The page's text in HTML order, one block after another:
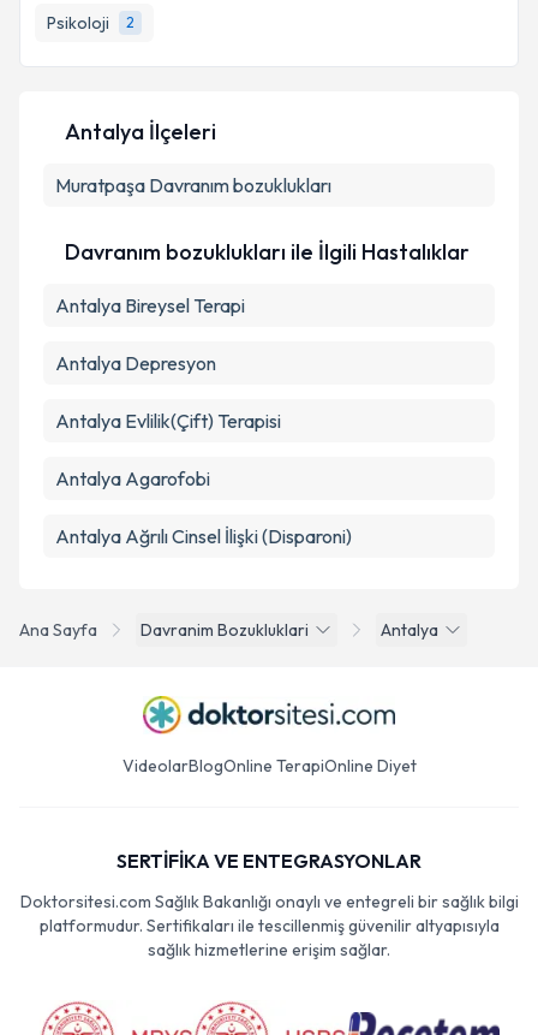
Psikoloji
2
E-posta Adresiniz
Metni'ni okudum ve kişisel verilerimin belirtilen
Ana Sayfa Davranim Bozukluklari Antalya
Antalya İlçeleri
Muratpaşa Davranım bozuklukları
Davranım bozuklukları ile İlgili Hastalıklar
Antalya Bireysel Terapi
Antalya Depresyon
Antalya Evlilik(Çift) Terapisi
Antalya Agarofobi
Antalya Ağrılı Cinsel İlişki (Disparoni)
VideolarBlogOnline TerapiOnline Diyet
SERTİFİKA VE ENTEGRASYONLAR
Doktorsitesi.com Sağlık Bakanlığı onaylı ve entegreli bir sağlık bilgi
platformudur. Sertifikaları ile tescillenmiş güvenilir altyapısıyla
sağlık hizmetlerine erişim sağlar.